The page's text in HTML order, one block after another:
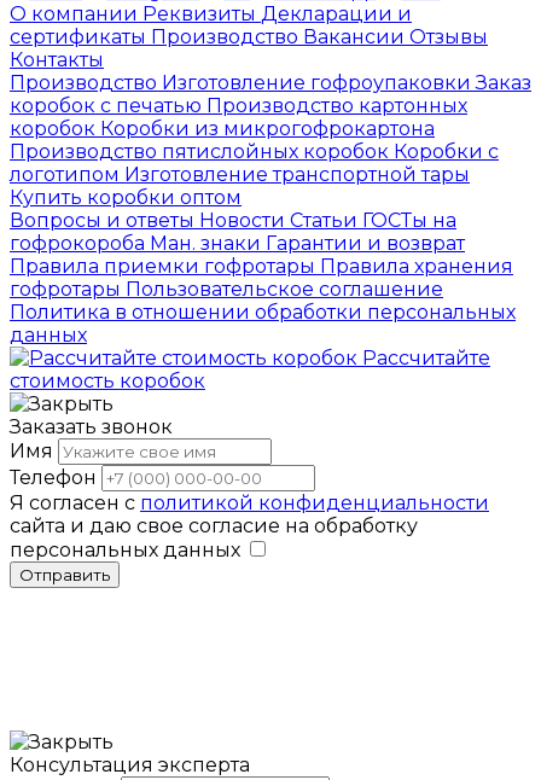
О компании Реквизиты Декларации и
сертификаты Производство Вакансии Отзывы
Контакты
Производство Изготовление гофроупаковкиЗаказ
коробок с печатью Производство картонных
коробок Коробки из микрогофрокартона
Производство пятислойных коробок Коробки с
логотипом Изготовление транспортной тары
Купить коробки оптом
Вопросы и ответы Новости Статьи ГОСТы на
гофрокороба Ман. знаки Гарантии и возврат
Правила приемки гофротары Правила хранения
гофротары Пользовательское соглашение
Политика в отношении обработки персональных
данных
Рассчитайте
стоимость коробок
Заказать звонок
Имя
Телефон
Я согласен с политикой конфиденциальности
сайта и даю свое согласие на обработку
персональных данных
Отправить
Консультация эксперта